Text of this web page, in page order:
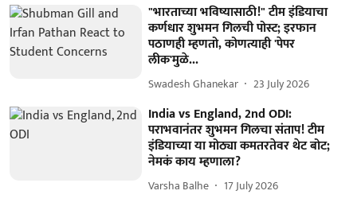
"भारताच्या भविष्यासाठी!" टीम इंडियाचा
कर्णधार शुभमन गिलची पोस्ट; इरफान
पठाणही म्हणतो, कोणत्याही 'पेपर
लीक'मुळे...
Swadesh Ghanekar 23 July 2026
India vs England, 2nd ODI:
पराभवानंतर शुभमन गिलचा संताप! टीम
इंडियाच्या या मोठ्या कमतरतेवर थेट बोट;
नेमकं काय म्हणाला?
Varsha Balhe 17 July 2026